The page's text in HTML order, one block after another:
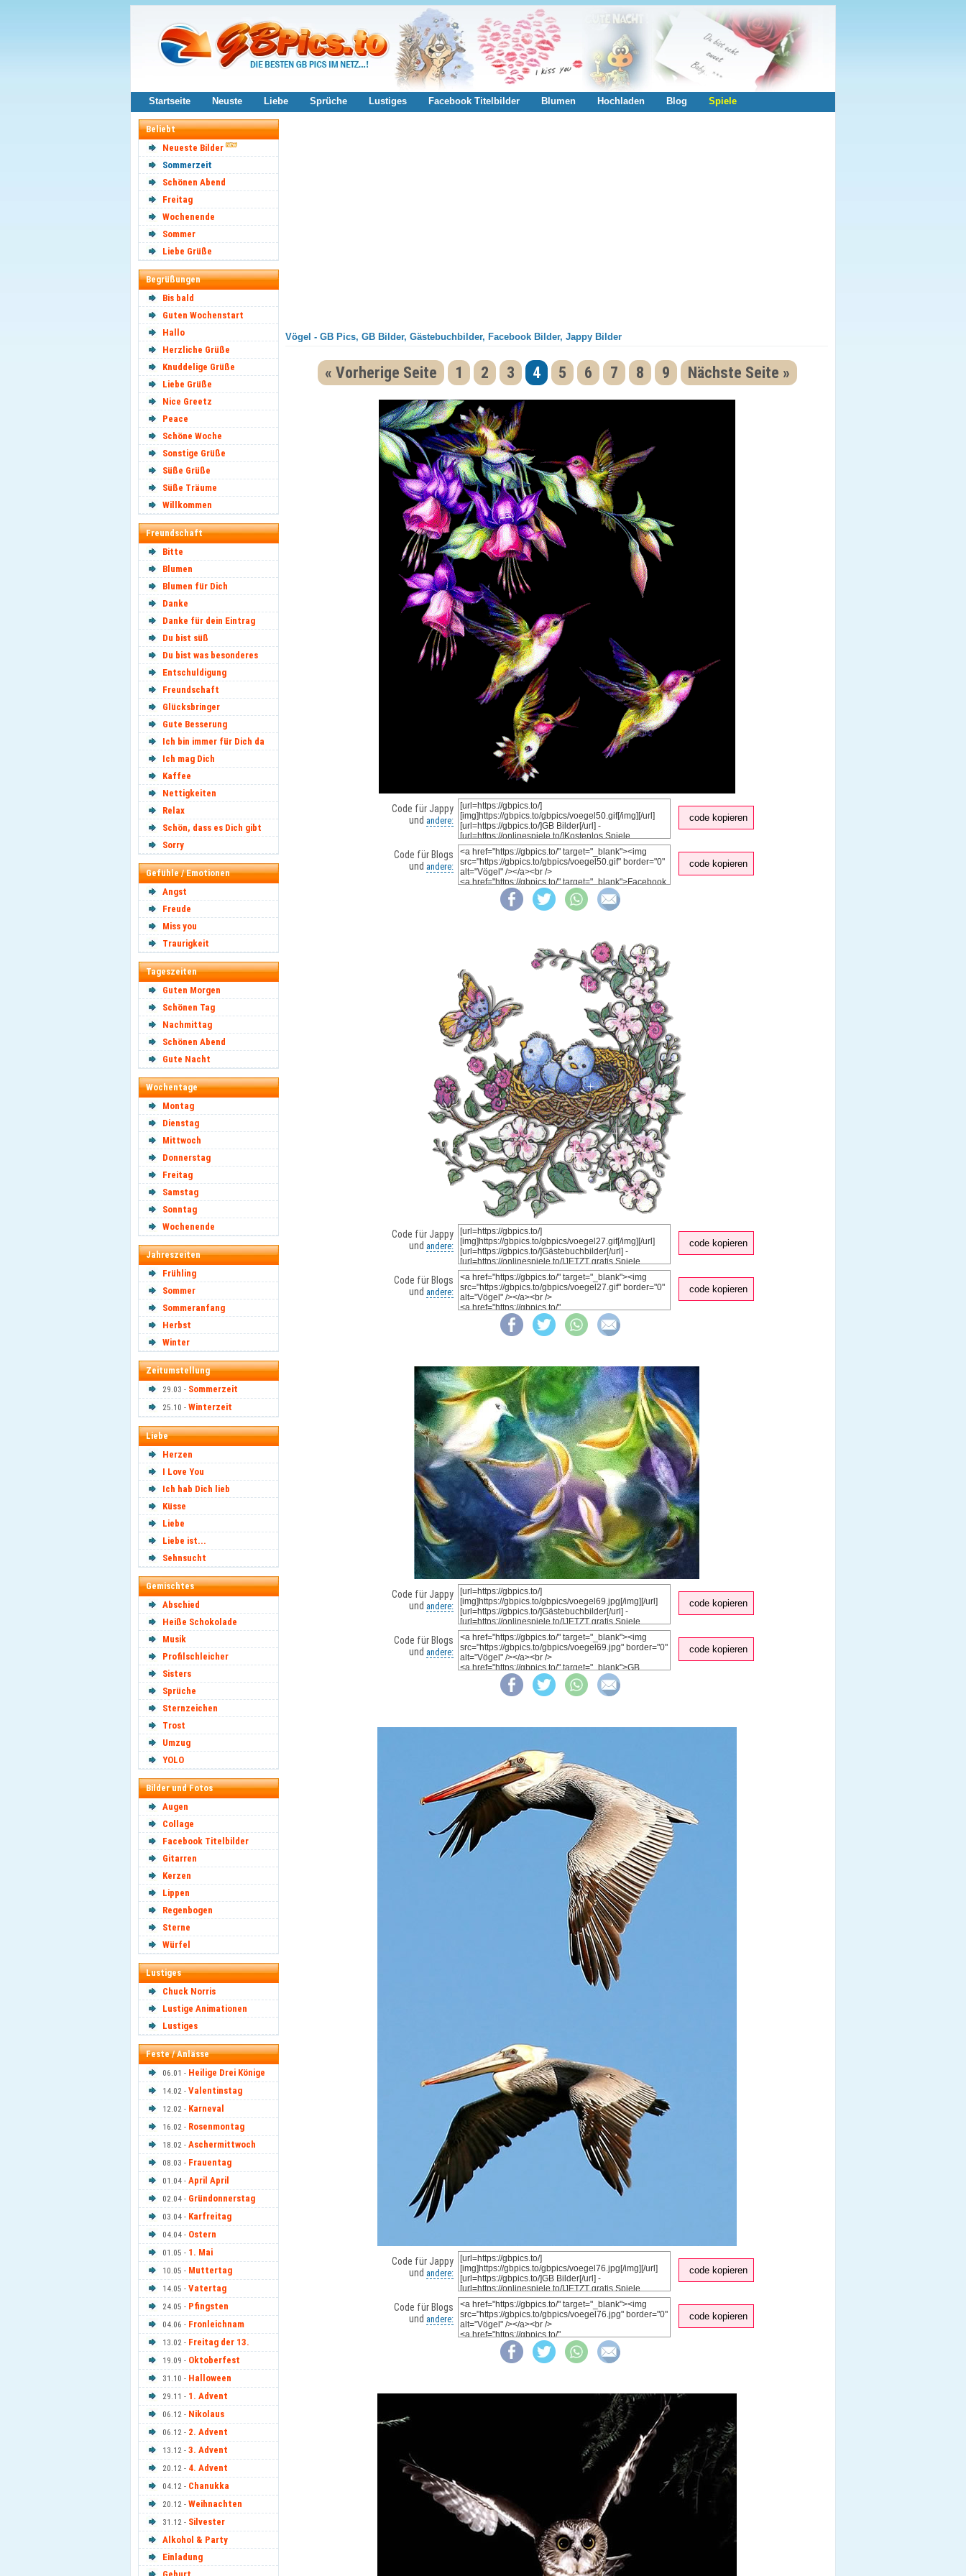
Startseite Neuste Liebe Sprüche Lustiges Facebook Titelbilder Blumen Hochladen Blog Spiele
Beliebt
Neueste Bilder
Sommerzeit
Schönen Abend
Freitag
Wochenende
Sommer
Liebe Grüße
Begrüßungen
Bis bald
Guten Wochenstart
Hallo
Herzliche Grüße
Knuddelige Grüße
Liebe Grüße
Nice Greetz
Peace
Schöne Woche
Sonstige Grüße
Süße Grüße
Süße Träume
Willkommen
Freundschaft
Bitte
Blumen
Blumen für Dich
Danke
Danke für dein Eintrag
Du bist süß
Du bist was besonderes
Entschuldigung
Freundschaft
Glücksbringer
Gute Besserung
Ich bin immer für Dich da
Ich mag Dich
Kaffee
Nettigkeiten
Relax
Schön, dass es Dich gibt
Sorry
Gefühle / Emotionen
Angst
Freude
Miss you
Traurigkeit
Tageszeiten
Guten Morgen
Schönen Tag
Nachmittag
Schönen Abend
Gute Nacht
Wochentage
Montag
Dienstag
Mittwoch
Donnerstag
Freitag
Samstag
Sonntag
Wochenende
Jahreszeiten
Frühling
Sommer
Sommeranfang
Herbst
Winter
Zeitumstellung
29.03 - Sommerzeit
25.10 - Winterzeit
Liebe
Herzen
I Love You
Ich hab Dich lieb
Küsse
Liebe
Liebe ist...
Sehnsucht
Gemischtes
Abschied
Heiße Schokolade
Musik
Profilschleicher
Sisters
Sprüche
Sternzeichen
Trost
Umzug
YOLO
Bilder und Fotos
Augen
Collage
Facebook Titelbilder
Gitarren
Kerzen
Lippen
Regenbogen
Sterne
Würfel
Lustiges
Chuck Norris
Lustige Animationen
Lustiges
Feste / Anlässe
06.01 - Heilige Drei Könige
14.02 - Valentinstag
12.02 - Karneval
16.02 - Rosenmontag
18.02 - Aschermittwoch
08.03 - Frauentag
01.04 - April April
02.04 - Gründonnerstag
03.04 - Karfreitag
04.04 - Ostern
01.05 - 1. Mai
10.05 - Muttertag
14.05 - Vatertag
24.05 - Pfingsten
04.06 - Fronleichnam
13.02 - Freitag der 13.
19.09 - Oktoberfest
31.10 - Halloween
29.11 - 1. Advent
06.12 - Nikolaus
06.12 - 2. Advent
13.12 - 3. Advent
20.12 - 4. Advent
04.12 - Chanukka
20.12 - Weihnachten
31.12 - Silvester
Alkohol & Party
Einladung
Vögel - GB Pics, GB Bilder, Gästebuchbilder, Facebook Bilder, Jappy Bilder
« Vorherige Seite 1 2 3 4 5 6 7 8 9 Nächste Seite »
Code für Jappy
und andere: code kopieren
Code für Blogs
und andere: code kopieren
Code für Jappy
und andere: code kopieren
Code für Blogs
und andere: code kopieren
Code für Jappy
und andere: code kopieren
Code für Blogs
und andere: code kopieren
Code für Jappy
und andere: code kopieren
Code für Blogs
und andere: code kopieren